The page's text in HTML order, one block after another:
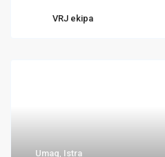
VRJ ekipa
Umag, Istra